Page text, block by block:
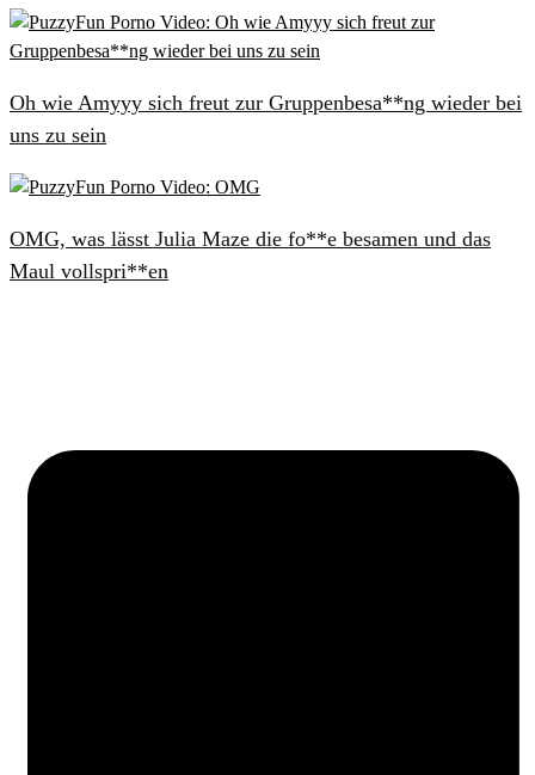
Oh wie Amyyy sich freut zur Gruppenbesa**ng wieder bei
uns zu sein
OMG, was lässt Julia Maze die fo**e besamen und das
Maul vollspri**en